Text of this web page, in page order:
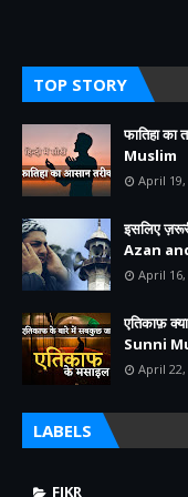
TOP STORY
फातिहा
Muslim
April 19,
इसलिए
Azan
April 16,
एतिकाफ़
Sunni
April 22,
LABELS
FIKR